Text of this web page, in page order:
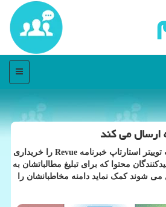
منو
ارسال می كند
به گزارش کارا پیام شرکت توییتر استارتاپ خبرنامه Revue را خریداری
محتوا که برای تبلیغ مطالباتشان به
شوند کمک نماید دامنه مخاطبانشان را